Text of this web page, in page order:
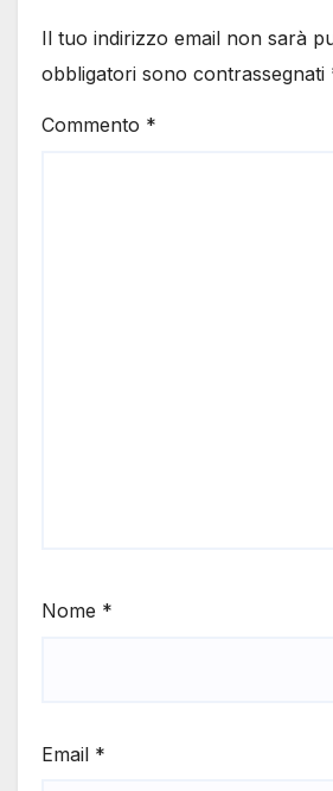
Il tuo indirizzo email non sarà
obbligatori sono contrassegnati
Commento *
Nome *
Email *